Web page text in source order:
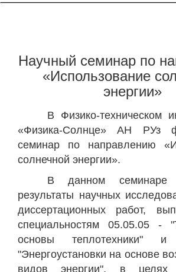
Научный семинар по
«Использование
энергии»
В Физико-техническом
«Физика-Солнце» АН РУз
семинар по направлению
солнечной энергии».
В данном семинаре
результаты научных
диссертационных работ,
специальностям 05.05.05 -
основы теплотехники"
"Энергоустановки на основе
видов энергии", в целях